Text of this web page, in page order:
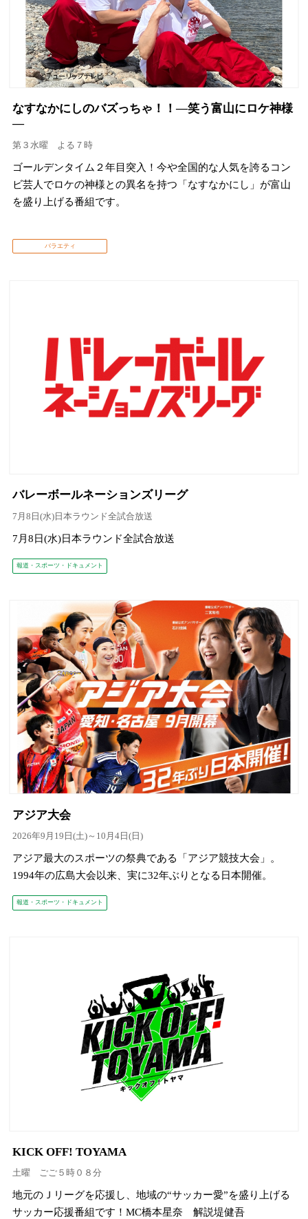
なすなかにしのバズっちゃ！！―笑う富山にロケ神様
―
第３水曜 よる７時
ゴールデンタイム２年目突入！今や全国的な人気を誇るコン
ビ芸人でロケの神様との異名を持つ「なすなかにし」が富山
を盛り上げる番組です。
バラエティ
バレーボールネーションズリーグ
7月8日(水)日本ラウンド全試合放送
7月8日(水)日本ラウンド全試合放送
報道・スポーツ・ドキュメント
アジア大会
2026年9月19日(土)～10月4日(日)
アジア最大のスポーツの祭典である「アジア競技大会」。
1994年の広島大会以来、実に32年ぶりとなる日本開催。
報道・スポーツ・ドキュメント
KICK OFF! TOYAMA
土曜 ごご５時０８分
地元のＪリーグを応援し、地域の“サッカー愛”を盛り上げる
サッカー応援番組です！MC橋本星奈 解説堤健吾